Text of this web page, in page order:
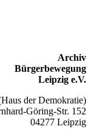
Archiv
Bürgerbewegung
Leipzig e.V.
der Demokratie)
Göring-Str. 152
04277 Leipzig